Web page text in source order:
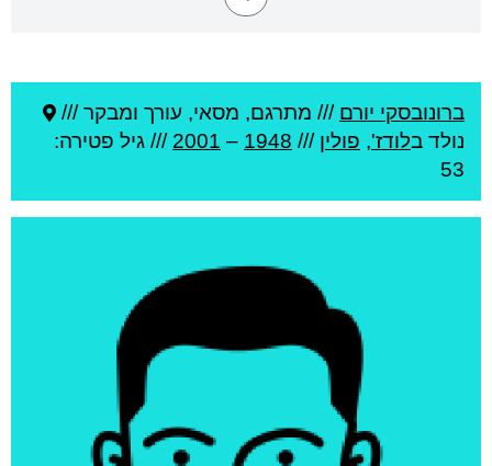
ברונובסקי יורם /// מתרגם, מסאי, עורך ומבקר ///
נולד בלודז', פולין ///
1948
–
2001 /// גיל פטירה:
53